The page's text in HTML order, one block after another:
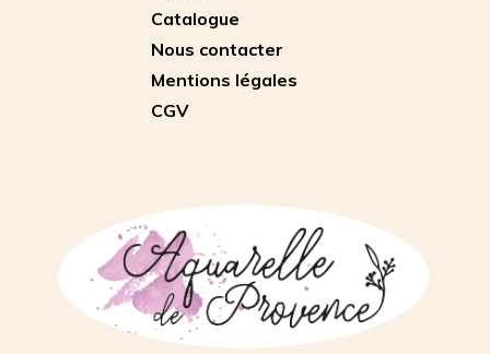
Catalogue
Nous contacter
Mentions légales
CGV